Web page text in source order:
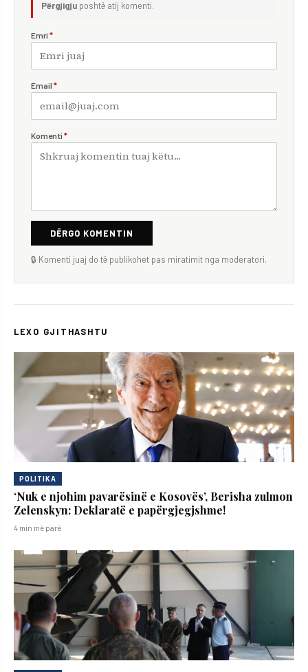
Përgjigju poshtë atij komenti.
Emri *
Email *
Komenti *
DËRGO KOMENTIN
🔒 Komenti juaj do të publikohet pas miratimit nga moderatori.
LEXO GJITHASHTU
POLITIKA
‘Nuk e njohim pavarësinë e Kosovës’, Berisha zulmon
Zelenskyn: Deklaratë e papërgjegjshme!
4 min më parë